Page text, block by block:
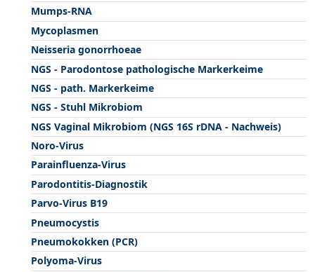
Mumps-RNA
Mycoplasmen
Neisseria gonorrhoeae
NGS - Parodontose pathologische Markerkeime
NGS - path. Markerkeime
NGS - Stuhl Mikrobiom
NGS Vaginal Mikrobiom (NGS 16S rDNA - Nachweis)
Noro-Virus
Parainfluenza-Virus
Parodontitis-Diagnostik
Parvo-Virus B19
Pneumocystis
Pneumokokken (PCR)
Polyoma-Virus